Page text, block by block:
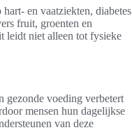
en vaatziekten, diabetes
fruit, groenten en
leidt niet alleen tot fysieke
gezonde voeding verbetert
mensen hun dagelijkse
van deze